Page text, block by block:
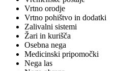
Vrtno orodje
Vrtno pohištvo in dodatki
Zalivalni sistemi
Žari in kurišča
Osebna nega
Medicinski pripomočki
Nega las